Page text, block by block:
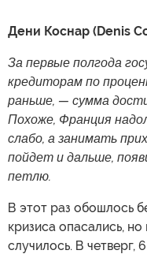
Дени Коснар (Denis
За первые полгода
кредиторам по
раньше, — сумма
Похоже, Франция
слабо, а занимать
пойдет и дальше,
петлю.
В этот раз обошлось
кризиса опасались,
случилось. В четверг,